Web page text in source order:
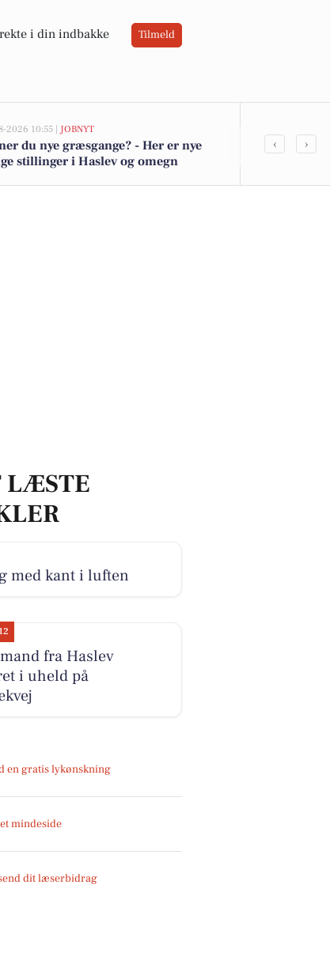
i din indbakke Tilmeld
2026 10:55 | JOBNYT
du nye græsgange? - Her er nye
stillinger i Haslev og omegn
Udforsk
‹ ›
LÆSTE
med kant i luften
fra Haslev
i uheld på
en gratis lykønskning
mindeside
dit læserbidrag